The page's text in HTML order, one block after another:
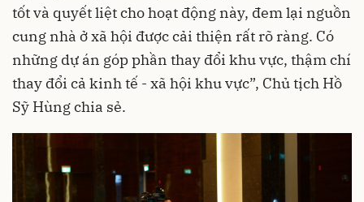
tốt và quyết liệt cho hoạt động này, đem lại nguồn
cung nhà ở xã hội được cải thiện rất rõ ràng. Có
những dự án góp phần thay đổi khu vực, thậm chí
thay đổi cả kinh tế - xã hội khu vực”, Chủ tịch Hồ
Sỹ Hùng chia sẻ.